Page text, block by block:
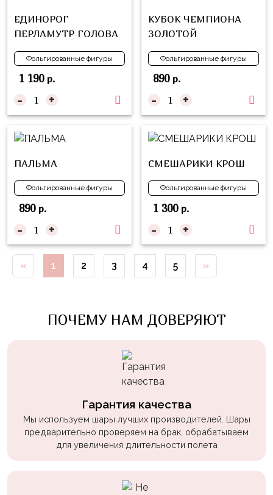
ЕДИНОРОГ
ПЕРЛАМУТР ГОЛОВА
Фольгированные фигуры
1 190р.
- +
КУБОК ЧЕМПИОНА
ЗОЛОТОЙ
Фольгированные фигуры
890р.
- +
ПАЛЬМА
Фольгированные фигуры
890р.
- +
СМЕШАРИКИ КРОШ
Фольгированные фигуры
1 300р.
- +
« 1 2 3 4 5 »
ПОЧЕМУ НАМ ДОВЕРЯЮТ
Гарантия качества
Мы используем шары лучших производителей. Шары
предварительно проверяем на брак, обрабатываем
для увеличения длительности полета
ЛОЛ
Него
Для
Мишка
Тедди
Техника
Животные
Морская
Тема
Звёздные
Трансформеры
Геймеров
Супергерои